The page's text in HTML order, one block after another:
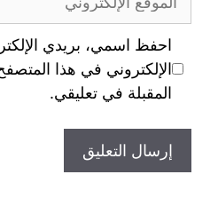
احفظ اسمي، بريدي
الإلكتروني في هذا
المقبلة في تعليقي.